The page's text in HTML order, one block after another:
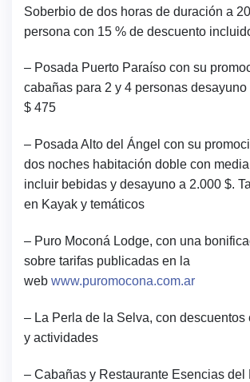
Soberbio de dos horas de duración a
persona con 15 % de descuento
– Posada Puerto Paraíso con su
cabañas para 2 y 4 personas
$ 475
– Posada Alto del Ángel con su
dos noches habitación doble con
incluir bebidas y desayuno a 2.000 $.
en Kayak y temáticos
– Puro Moconá Lodge, con una
sobre tarifas publicadas en la
web www.puromocona.com.ar
– La Perla de la Selva, con descuentos
y actividades
– Cabañas y Restaurante Esencias del